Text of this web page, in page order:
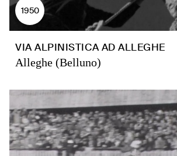
1950
VIA ALPINISTICA AD ALLEGHE
Alleghe (Belluno)